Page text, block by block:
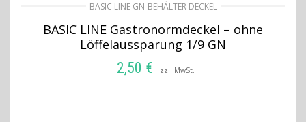
BASIC LINE GN-BEHÄLTER DECKEL
BASIC LINE Gastronormdeckel – ohne
Löffelaussparung 1/9 GN
2,50 € zzl. MwSt.